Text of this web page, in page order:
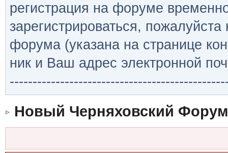
регистрация на форуме
зарегистрироваться,
форума (указана на странице
ник и Ваш адрес электронной
Новый Черняховский Форум